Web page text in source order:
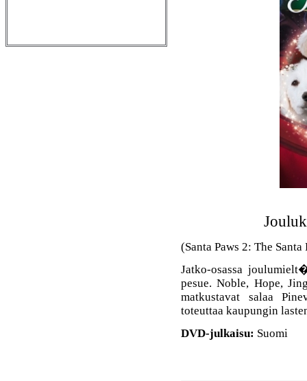
(Santa Paws 2: The
Jatko-osassa
pesue. Noble, Hope,
matkustavat salaa
toteuttaa kaupungin
DVD-julkaisu: Suomi